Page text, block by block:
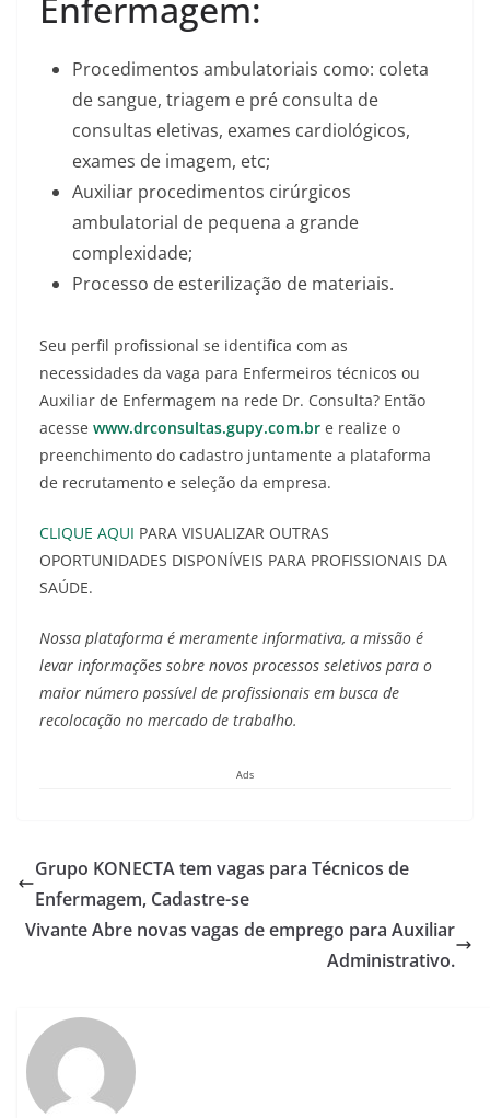
Procedimentos ambulatoriais como: coleta
de sangue, triagem e pré consulta de
consultas eletivas, exames cardiológicos,
exames de imagem, etc;
Auxiliar procedimentos cirúrgicos
ambulatorial de pequena a grande
complexidade;
Processo de esterilização de materiais.
Seu perfil profissional se identifica com as
necessidades da vaga para Enfermeiros técnicos ou
Auxiliar de Enfermagem na rede Dr. Consulta? Então
acesse www.drconsultas.gupy.com.br e realize o
preenchimento do cadastro juntamente a plataforma
de recrutamento e seleção da empresa.
CLIQUE AQUI PARA VISUALIZAR OUTRAS
OPORTUNIDADES DISPONÍVEIS PARA PROFISSIONAIS DA
SAÚDE.
Nossa plataforma é meramente informativa, a missão é
levar informações sobre novos processos seletivos para o
maior número possível de profissionais em busca de
recolocação no mercado de trabalho.
Ads
Grupo KONECTA tem vagas para Técnicos de
Enfermagem, Cadastre-se
Vivante Abre novas vagas de emprego para Auxiliar
Administrativo.